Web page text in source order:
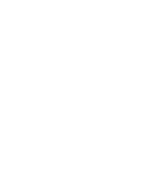
sowie Einwendungen
können.
erhoben haben, in
die
öffentlichen
sowie der Auslegung
wenn Sie als
und erhebliche